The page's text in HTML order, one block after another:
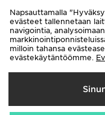
Napsauttamalla
evästeet tallennetaan
navigointia,
milloin tahansa
evästekäytäntöömme.